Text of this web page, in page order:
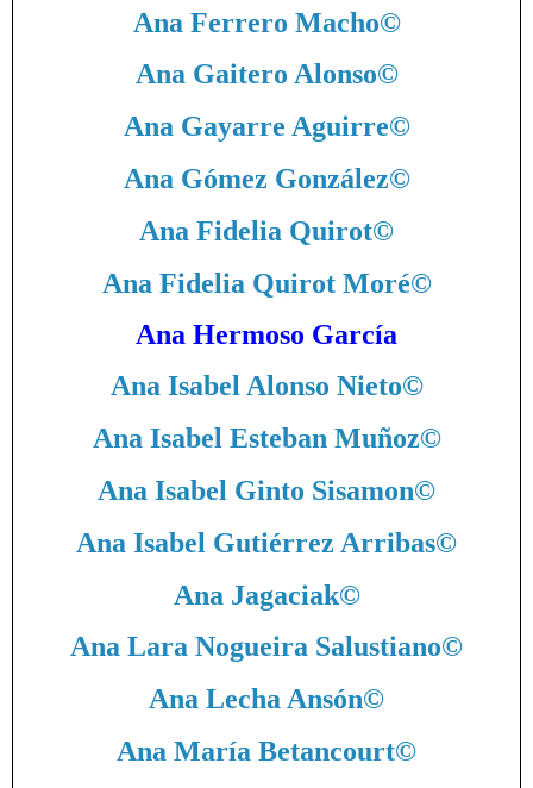
Ana Ferrero Macho©
Ana Gaitero Alonso©
Ana Gayarre Aguirre©
Ana Gómez González©
Ana Fidelia Quirot©
Ana Fidelia Quirot Moré©
Ana Hermoso García
Ana Isabel Alonso Nieto©
Ana Isabel Esteban Muñoz©
Ana Isabel Ginto Sisamon©
Ana Isabel Gutiérrez Arribas©
Ana Jagaciak©
Ana Lara Nogueira Salustiano©
Ana Lecha Ansón©
Ana María Betancourt©